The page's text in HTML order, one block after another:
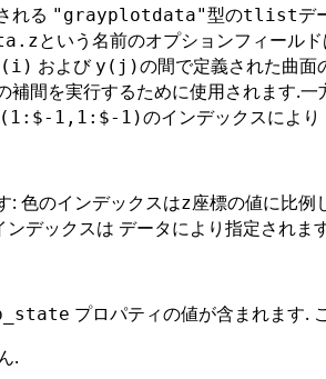
れる "grayplotdata"型のtlistデ
という名前のオプションフィール
および y(j)の間で定義された曲面
補間を実行するために使用されます.一
1,1:$-1)のインデックスによ
: 色のインデックスはz座標の値に比例
デックスは データにより指定されま
プロパティの値が含まれます.
.